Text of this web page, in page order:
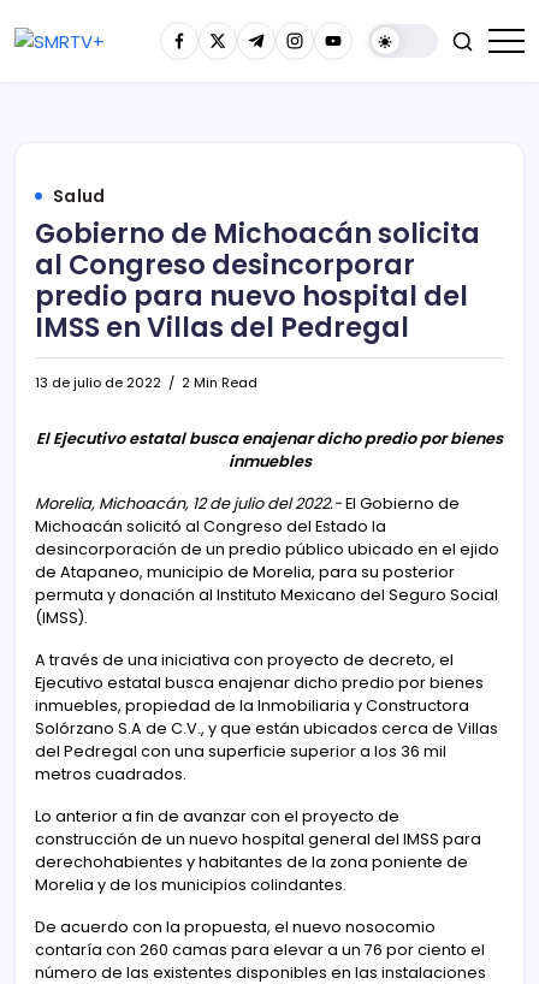
Salud
Gobierno de Michoacán solicita
al Congreso desincorporar
predio para nuevo hospital del
IMSS en Villas del Pedregal
13 de julio de 2022 2 Min Read
El Ejecutivo estatal busca enajenar dicho predio por bienes
inmuebles
Morelia, Michoacán, 12 de julio del 2022.-El Gobierno de
Michoacán solicitó al Congreso del Estado la
desincorporación de un predio público ubicado en el ejido
de Atapaneo, municipio de Morelia, para su posterior
permuta y donación al Instituto Mexicano del Seguro Social
(IMSS).
A través de una iniciativa con proyecto de decreto, el
Ejecutivo estatal busca enajenar dicho predio por bienes
inmuebles, propiedad de la Inmobiliaria y Constructora
Solórzano S.A de C.V., y que están ubicados cerca de Villas
del Pedregal con una superficie superior a los 36 mil
metros cuadrados.
Lo anterior a fin de avanzar con el proyecto de
construcción de un nuevo hospital general del IMSS para
derechohabientes y habitantes de la zona poniente de
Morelia y de los municipios colindantes.
De acuerdo con la propuesta, el nuevo nosocomio
contaría con 260 camas para elevar a un 76 por ciento el
número de las existentes disponibles en las instalaciones